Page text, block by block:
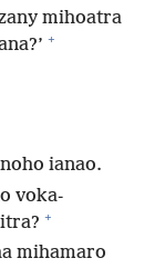
mihoatra
+
ianao.
voka-
+
mihamaro